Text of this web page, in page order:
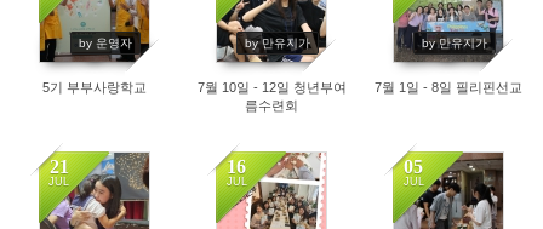
by 운영자
388
5기 부부사랑학교
by 만유지가
506
7월 10일 - 12일 청년부여
름수련회
by 만유지가
496
7월 1일 - 8일 필리핀선교
21
JUL
482
16
JUL
517
05
JUL
530